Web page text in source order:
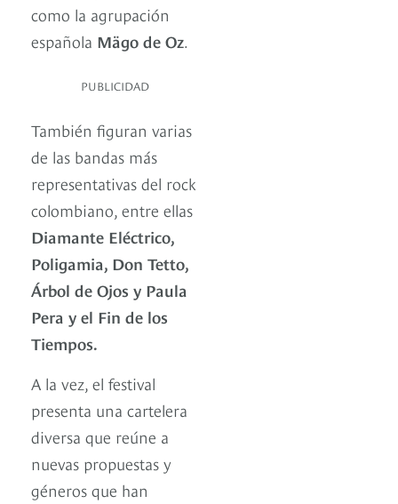
como la agrupación
española Mägo de Oz.
PUBLICIDAD
También figuran varias
de las bandas más
representativas del rock
colombiano, entre ellas
Diamante Eléctrico,
Poligamia, Don Tetto,
Árbol de Ojos y Paula
Pera y el Fin de los
Tiempos.
A la vez, el festival
presenta una cartelera
diversa que reúne a
nuevas propuestas y
géneros que han